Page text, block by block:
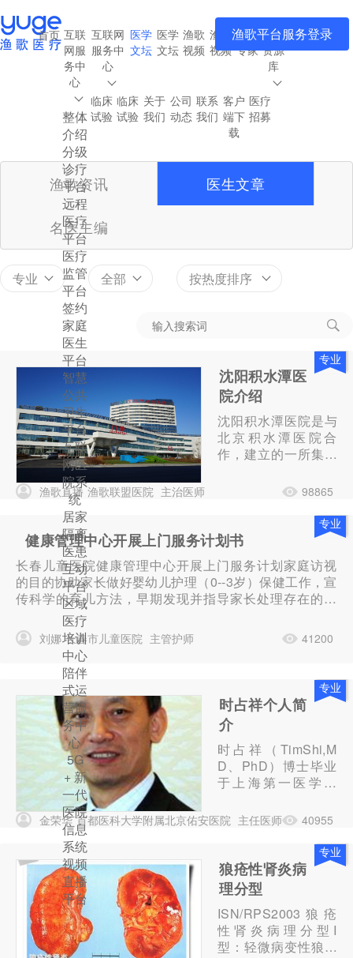
首页 互联
网服
务中
心
整体
介绍
分级
诊疗
平台
远程
医疗
平台
医疗
监管
平台
签约
家庭
医生
平台
智慧
公共
卫生
平台
互联
网医
院系
统
居家
隔离
医患
互动
平台
区域
医疗
培训
中心
陪伴
式运
营服
务中
心
5G
+ 新
一代
医院
信息
系统
视频
直播
平台
互联网
服务中
心
医学
文坛
医学
文坛
渔歌
视频
渔歌
视频
渔歌
专家
医疗
资源
库
临床
试验
临床
试验
关于
我们
公司
动态
联系
我们
客户
端下
载
医疗
招募
渔歌平台服务登录
渔歌资讯 医生文章
名医主编
专业 全部 按热度排序
沈阳积水潭医
院介绍
沈阳积水潭医院是与
北京积水潭医院合
作，建立的一所集医
健、教学、科研于一
性综合医院，是沈阳
市基本医疗保险（职
工、居民、生育）定
点单位。医院是北
京、沈阳市对口合作
的重点项目、沈阳西
务项目，被市政府列
专业
渔歌直播 渔歌联盟医院 主治医师 98865
健康管理中心开展上门服务计划书
长春儿童医院健康管理中心开展上门服务计划家庭访视
的目的协助家长做好婴幼儿护理（0--3岁）保健工作，宣
传科学的育儿方法，早期发现并指导家长处理存在的问
题，以降低和减轻各疾病的发生，促进婴幼儿健康成
长，并为宝宝下一步生长发育提供基础。家庭访视营销
计划1、制作上门...
专业
刘娜 长春市儿童医院 主管护师 41200
时占祥个人简
介
时占祥（TimShi,M
D、PhD）博士毕业
于上海第一医学院
学院)医学系。毕业
后进入中国医学科学
基础所工作从事神经
内分泌领域的研究工
作。后出国学习深
造，先后在英国伦敦
大学和布里斯托尔大
学、马里兰大学医学
院、...
专业
金荣华 首都医科大学附属北京佑安医院 主任医师 40955
狼疮性肾炎病
理分型
ISN/RPS2003狼疮
性肾炎病理分型I
型：轻微病变性狼疮
专业